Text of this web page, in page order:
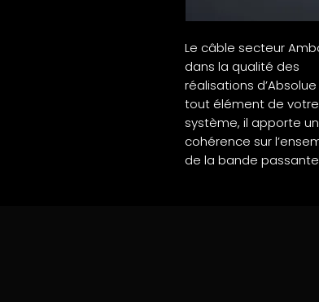
Le câble secteur
dans la qualité des
réalisations
tout élément de votre
système, il apporte
cohérence sur
de la bande